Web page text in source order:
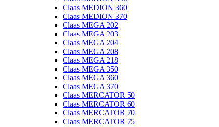
Claas MEDION 360
Claas MEDION 370
Claas MEGA 202
Claas MEGA 203
Claas MEGA 204
Claas MEGA 208
Claas MEGA 218
Claas MEGA 350
Claas MEGA 360
Claas MEGA 370
Claas MERCATOR 50
Claas MERCATOR 60
Claas MERCATOR 70
Claas MERCATOR 75